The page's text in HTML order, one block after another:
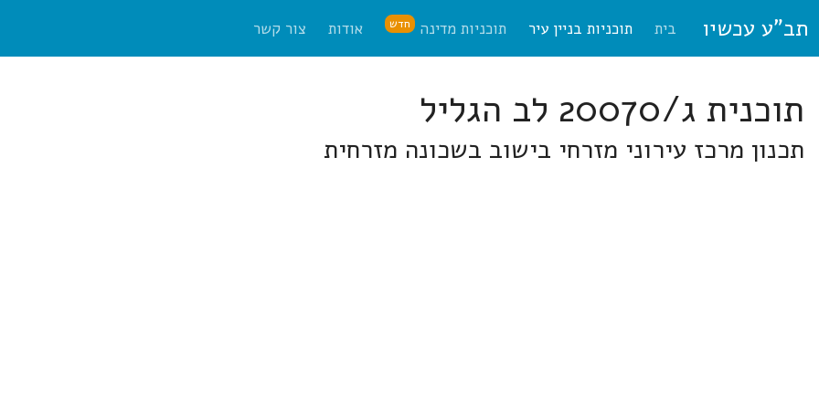
תב"ע עכשיו בית תוכניות בניין עיר תוכניות מדינה חדש אודות צור קשר
תוכנית ג/20070 לב הגליל
תכנון מרכז עירוני מזרחי בישוב בשכונה מזרחית